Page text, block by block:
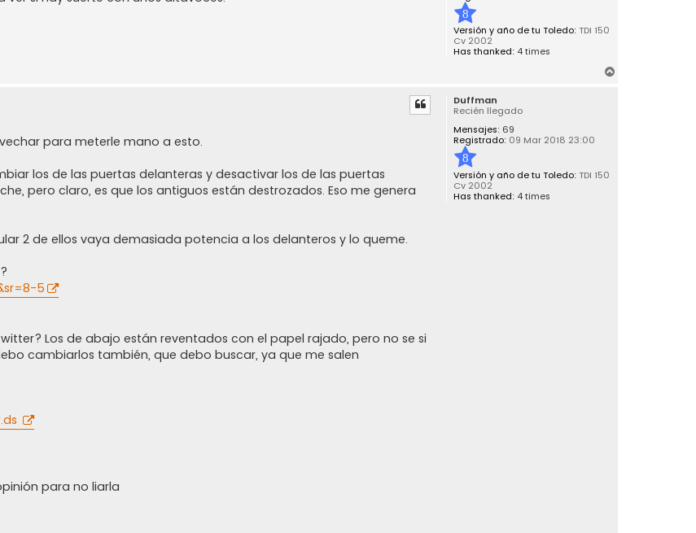
8
Versión y año de tu Toledo: TDI 150
Cv 2002
Has thanked: 4 times
Duffman
Recién llegado
Mensajes: 69
Registrado: 09 Mar 2018 23:00
8
Versión y año de tu Toledo: TDI 150
Cv 2002
Has thanked: 4 times
para meterle mano a esto.
los de las puertas delanteras y desactivar los de las puertas
pero claro, es que los antiguos están destrozados. Eso me genera
2 de ellos vaya demasiada potencia a los delanteros y lo queme.
5
Los de abajo están reventados con el papel rajado, pero no se si
cambiarlos también, que debo buscar, ya que me salen
para no liarla